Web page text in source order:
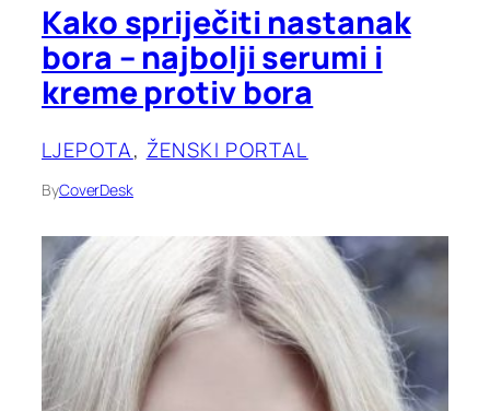
Kako spriječiti nastanak
bora – najbolji serumi i
kreme protiv bora
LJEPOTA, ŽENSKI PORTAL
ByCoverDesk